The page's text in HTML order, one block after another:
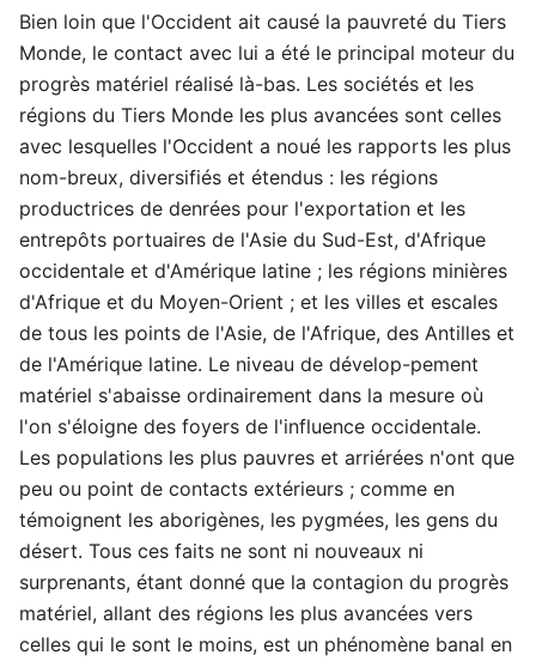
Bien loin que l'Occident ait causé la pauvreté du Tiers
Monde, le contact avec lui a été le principal moteur du
progrès matériel réalisé là-bas. Les sociétés et les
régions du Tiers Monde les plus avancées sont celles
avec lesquelles l'Occident a noué les rapports les plus
nom-breux, diversifiés et étendus : les régions
productrices de denrées pour l'exportation et les
entrepôts portuaires de l'Asie du Sud-Est, d'Afrique
occidentale et d'Amérique latine ; les régions minières
d'Afrique et du Moyen-Orient ; et les villes et escales
de tous les points de l'Asie, de l'Afrique, des Antilles et
de l'Amérique latine. Le niveau de dévelop-pement
matériel s'abaisse ordinairement dans la mesure où
l'on s'éloigne des foyers de l'influence occidentale.
Les populations les plus pauvres et arriérées n'ont que
peu ou point de contacts extérieurs ; comme en
témoignent les aborigènes, les pygmées, les gens du
désert. Tous ces faits ne sont ni nouveaux ni
surprenants, étant donné que la contagion du progrès
matériel, allant des régions les plus avancées vers
celles qui le sont le moins, est un phénomène banal en